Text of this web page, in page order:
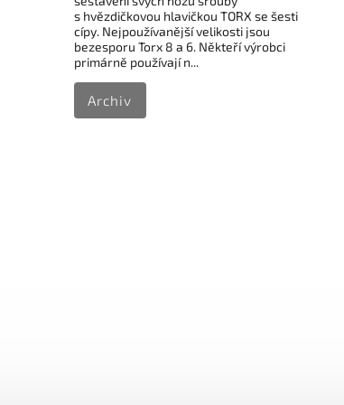
s hvězdičkovou hlavičkou TORX se šesti
cípy. Nejpoužívanější velikosti jsou
bezesporu Torx 8 a 6. Někteří výrobci
primárně používají n...
Archiv